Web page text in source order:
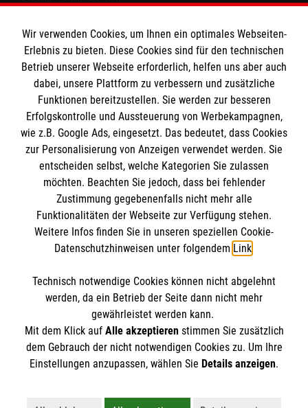
Empfänger: Malteser Hilfsdienst e.V.
IBAN: DE10 3706 0120 1201 2000 12
BIC: GENODED 1PA7
Newsletter abonnieren
Cookies verwalten|AGB|Impressum|Datenschutz
Barrierefreiheit |Kontakt| Sharepoint|Mediathek
Wir verwenden Cookies, um Ihnen ein optimales Webseiten-
Erlebnis zu bieten. Diese Cookies sind für den technischen
Betrieb unserer Webseite erforderlich, helfen uns aber auch
dabei, unsere Plattform zu verbessern und zusätzliche
Funktionen bereitzustellen. Sie werden zur besseren
Erfolgskontrolle und Aussteuerung von Werbekampagnen,
wie z.B. Google Ads, eingesetzt. Das bedeutet, dass Cookies
zur Personalisierung von Anzeigen verwendet werden. Sie
entscheiden selbst, welche Kategorien Sie zulassen
möchten. Beachten Sie jedoch, dass bei fehlender
Zustimmung gegebenenfalls nicht mehr alle
Funktionalitäten der Webseite zur Verfügung stehen.
Weitere Infos finden Sie in unseren speziellen Cookie-
Datenschutzhinweisen unter folgendem Link.
Technisch notwendige Cookies können nicht abgelehnt
werden, da ein Betrieb der Seite dann nicht mehr
gewährleistet werden kann.
Mit dem Klick auf Alle akzeptierenstimmen Sie zusätzlich
dem Gebrauch der nicht notwendigen Cookies zu. Um Ihre
Einstellungen anzupassen, wählen Sie Details anzeigen.